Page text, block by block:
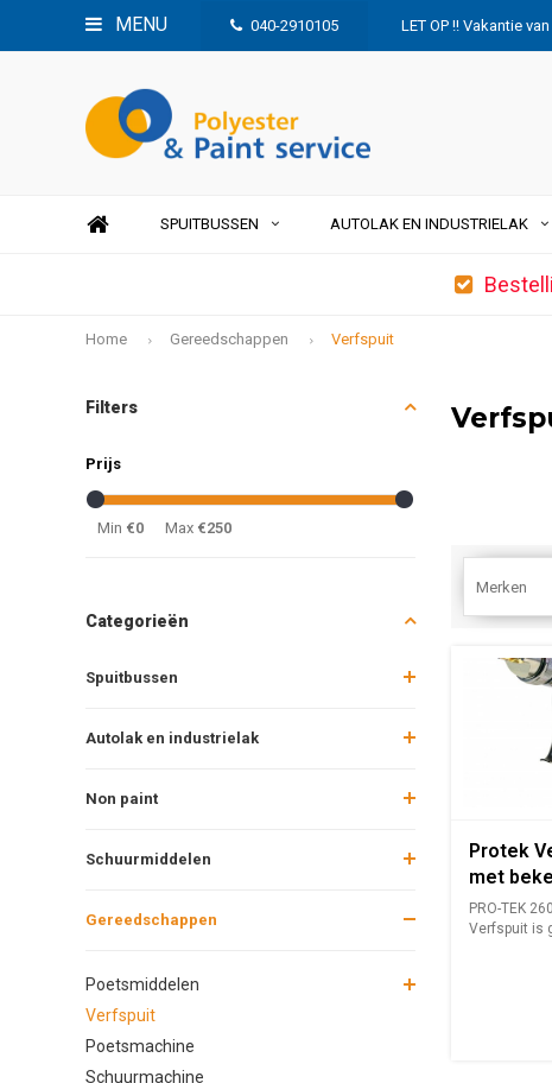
MENU 040-2910105 LET OP !! Vakantie
SPUITBUSSEN AUTOLAK EN INDUSTRIELAK
Home Gereedschappen Verfspuit
Filters
Prijs
Min €0 Max €250
Categorieën
Spuitbussen
Autolak en industrielak
Non paint
Schuurmiddelen
Gereedschappen
Poetsmiddelen
Verfspuit
Poetsmachine
Schuurmachine
Merken
Protek
met
PRO-TEK
Verfspuit is